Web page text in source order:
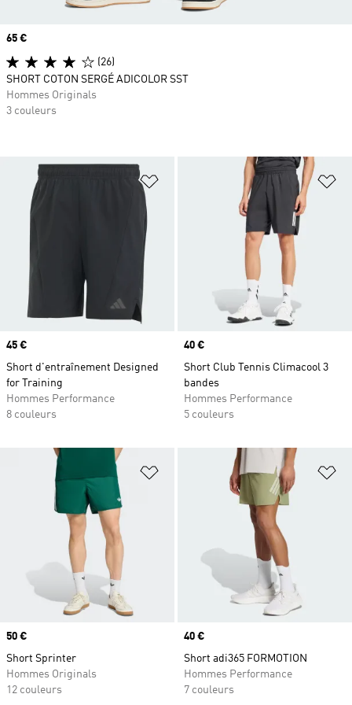
Ajouter à la Liste de produits
Prix
45 €
Short d'entraînement Designed
for Training
Hommes Performance
8 couleurs
Prix
40 €
Short Club Tennis Climacool 3
bandes
Hommes Performance
5 couleurs
Ajouter à la Liste de produits
Prix
50 €
Short Sprinter
Hommes Originals
12 couleurs
Prix
40 €
Short adi365 FORMOTION
Hommes Performance
7 couleurs
Prix
65 €
(26)
SHORT COTON SERGÉ ADICOLOR SST
Hommes Originals
3 couleurs